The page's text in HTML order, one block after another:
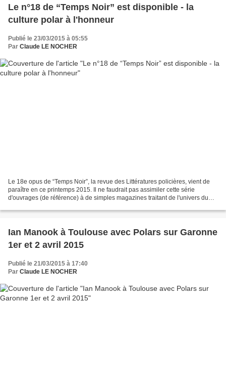
Le n°18 de “Temps Noir” est disponible - la
culture polar à l'honneur
Publié le 23/03/2015 à 05:55
Par Claude LE NOCHER
Le 18e opus de “Temps Noir”, la revue des Littératures policières, vient de
paraître en ce printemps 2015. Il ne faudrait pas assimiler cette série
d'ouvrages (de référence) à de simples magazines traitant de l'univers du
Ian Manook à Toulouse avec Polars sur Garonne
1er et 2 avril 2015
Publié le 21/03/2015 à 17:40
Par Claude LE NOCHER